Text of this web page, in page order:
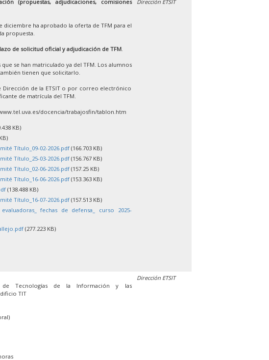
(propuestas, adjudicaciones, comisiones
diciembre ha aprobado la oferta de TFM para el
propuesta.
de solicitud oficial y adjudicación de TFM.
se han matriculado ya del TFM. Los alumnos
tienen que solicitarlo.
Dirección de la ETSIT o por correo electrónico
de matrícula del TFM.
docencia/trabajosfin/tablon.htm
KB)
Título_09-02-2026.pdf(166.703 KB)
Título_25-03-2026.pdf(156.767 KB)
Título_02-06-2026.pdf(157.25 KB)
Título_16-06-2026.pdf(153.363 KB)
(138.488 KB)
Título_16-07-2026.pdf(157.513 KB)
evaluadoras_ fechas de defensa_ curso 2025-
(277.223 KB)
Dirección ETSIT
Tecnologías de la Información y las
TIT
Dirección ETSIT